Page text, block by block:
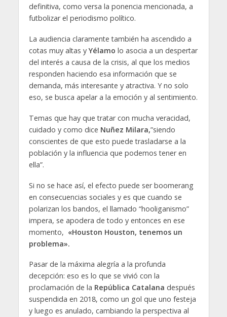
definitiva, como versa la ponencia mencionada, a
futbolizar el periodismo político.
La audiencia claramente también ha ascendido a
cotas muy altas yYélamo lo asocia a un despertar
del interés a causa de la crisis, al que los medios
responden haciendo esa información que se
demanda, más interesante y atractiva. Y no solo
eso, se busca apelar a la emoción y al sentimiento.
Temas que hay que tratar con mucha veracidad,
cuidado y como dice Nuñez Milara,”siendo
conscientes de que esto puede trasladarse a la
población y la influencia que podemos tener en
ella”.
Si no se hace así, el efecto puede ser boomerang
en consecuencias sociales y es que cuando se
polarizan los bandos, el llamado “hooliganismo”
impera, se apodera de todo y entonces en ese
momento, «Houston Houston, tenemos un
problema».
Pasar de la máxima alegría a la profunda
decepción: eso es lo que se vivió con la
proclamación de la República Catalana después
suspendida en 2018, como un gol que uno festeja
y luego es anulado, cambiando la perspectiva al